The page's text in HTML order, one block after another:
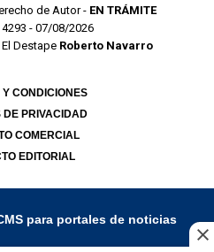
de Autor - EN TRÁMITE
- 07/08/2026
Destape Roberto Navarro
CONDICIONES
DE PRIVACIDAD
COMERCIAL
EDITORIAL
para portales de noticias